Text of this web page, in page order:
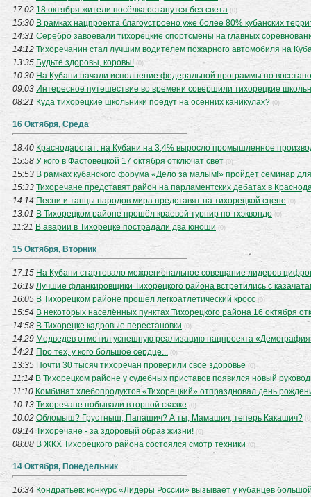
17:02 18 октября жители посёлка останутся без света (0)
15:30 В рамках нацпроекта благоустроено уже более 80% кубанских
14:31 Серебро завоевали тихорецкие спортсмены на главных
14:12 Тихоречанин стал лучшим водителем пожарного автомобиля на
13:35 Будьте здоровы, коровы! (0)
10:30 На Кубани начали исполнение федеральной программы по
09:03 Интересное путешествие во времени совершили тихорецкие
08:21 Куда тихорецкие школьники поедут на осенних каникулах? (0)
16 Октября, Среда
18:40 Краснодарстат: на Кубани на 3,4% выросло промышленное
15:58 У кого в Фастовецкой 17 октября отключат свет (0)
15:53 В рамках кубанского форума «Дело за малым!» пройдет семинар
15:33 Тихоречане представят район на парламентских дебатах в
14:14 Песни и танцы народов мира представят на тихорецкой сцене (0)
13:01 В Тихорецком районе прошёл краевой турнир по тхэквондо (0)
11:21 В аварии в Тихорецке пострадали два юноши (0)
15 Октября, Вторник
17:15 На Кубани стартовало межрегиональное совещание лидеров
16:19 Лучшие фланкировщики Тихорецкого района встретились с
16:05 В Тихорецком районе прошёл легкоатлетический кросс (0)
15:54 В некоторых населённых пунктах Тихорецкого района 16 октября
14:58 В Тихорецке кадровые перестановки (0)
14:29 Медведев отметил успешную реализацию нацпроекта
14:21 Про тех, у кого большое сердце... (0)
13:35 Почти 30 тысяч тихоречан проверили свое здоровье (0)
11:14 В Тихорецком районе у судебных приставов появился новый
11:10 Комбинат хлебопродуктов «Тихорецкий» отпраздновал день
10:13 Тихоречане побывали в горной сказке (0)
10:02 Обломыш? Грустныш, Папашич? А ты, Мамашич, теперь Какашич?
09:14 Тихоречане - за здоровый образ жизни! (0)
08:08 В ЖКХ Тихорецкого района состоялся смотр техники (0)
14 Октября, Понедельник
16:34 Кондратьев: конкурс «Лидеры России» вызывает у кубанцев